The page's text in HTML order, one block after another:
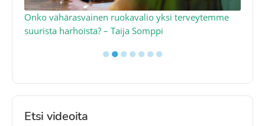
Onko vähärasvainen ruokavalio yksi terveytemme
suurista harhoista? – Taija Somppi
●●●●●●●
Etsi videoita